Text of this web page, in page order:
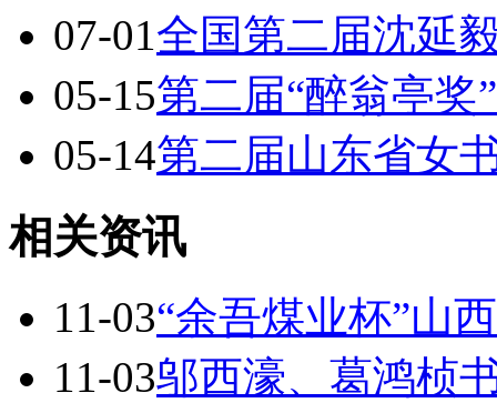
07-01全国第二届沈延
05-15第二届“醉翁亭
05-14第二届山东省女
相关资讯
11-03“余吾煤业杯”山
11-03邬西濠、葛鸿桢